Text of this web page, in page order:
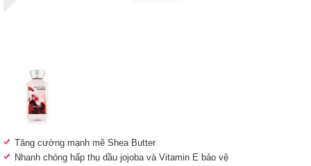
Tăng cường mạnh mẽ Shea Butter
Nhanh chóng hấp thụ dầu jojoba và Vitamin E bảo vệ